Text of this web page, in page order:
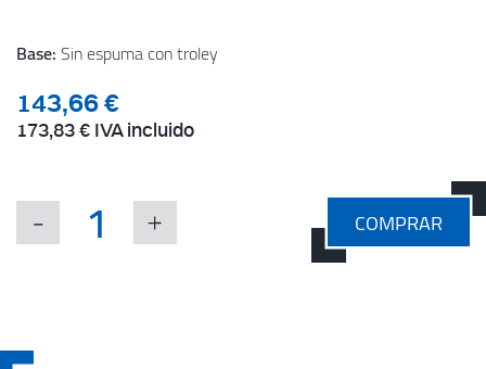
Base:Sin espuma con troley
143,66 €
173,83 € IVA incluido
COMPRAR